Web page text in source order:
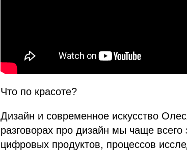
Что по красоте?
Дизайн и современное искусство
разговорах про дизайн мы чаще
цифровых продуктов, процессов